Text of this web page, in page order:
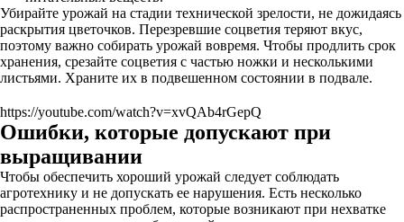
Убирайте урожай на стадии технической зрелости, не дожидаясь
раскрытия цветочков. Перезревшие соцветия теряют вкус,
поэтому важно собирать урожай вовремя. Чтобы продлить срок
хранения, срезайте соцветия с частью ножки и несколькими
листьями. Храните их в подвешенном состоянии в подвале.
https://youtube.com/watch?v=xvQAb4rGepQ
Ошибки, которые допускают при
выращивании
Чтобы обеспечить хороший урожай следует соблюдать
агротехнику и не допускать ее нарушения. Есть несколько
распространенных проблем, которые возникают при нехватке